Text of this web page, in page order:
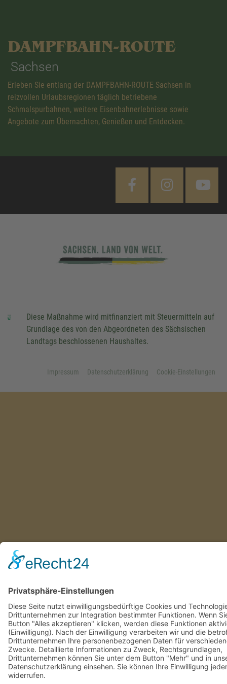
DAMPFBAHN-ROUTE
Sachsen
Erleben Sie entlang der DAMPFBAHN-ROUTE Sachsen in
reizvollen Urlaubsregionen täglich betriebene
Schmalspurbahnen, weitere Eisenbahnerlebnisse sowie
Angebote zum Übernachten, Genießen und Entdecken.
Diese Maßnahme wird mitfinanziert mit Steuermitteln auf
Grundlage des von den Abgeordneten des Sächsischen
Landtags beschlossenen Haushaltes.
Impressum Datenschutzerklärung Cookie-Einstellungen